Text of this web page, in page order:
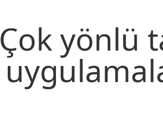
Çok yönlü